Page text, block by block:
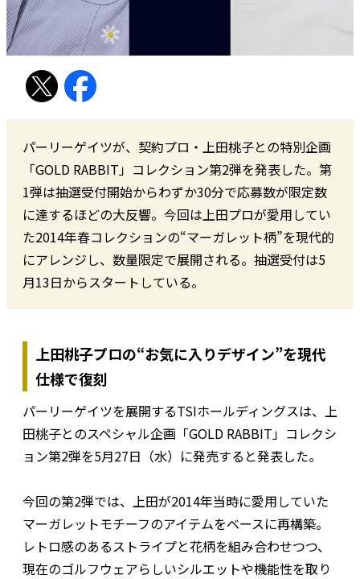
パーリーゲイツが、契約プロ・上田桃子との特別企画
「GOLD RABBIT」コレクション第2弾を発表した。第
1弾は抽選受付開始からわずか30分で応募数が限定数
に達するほどの大反響。今回は上田プロが愛用してい
た2014年春コレクションの“マーガレット柄”を現代的
にアレンジし、数量限定で展開される。抽選受付は5
月13日からスタートしている。
上田桃子プロの“お気に入りデザイン”を現代
仕様で復刻
パーリーゲイツを展開するTSIホールディングスは、上
田桃子とのスペシャル企画「GOLD RABBIT」コレクシ
ョン第2弾を5月27日（水）に発売すると発表した。
今回の第2弾では、上田が2014年当時に愛用していた
マーガレットモチーフのアイテムをベースに再構築。
レトロ感のあるストライプと花柄を組み合わせつつ、
現在のゴルフウェアらしいシルエットや機能性を取り